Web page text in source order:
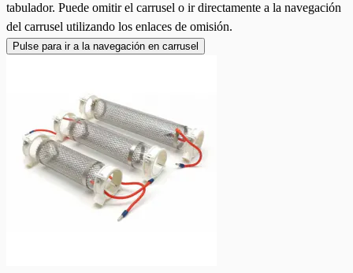
tabulador. Puede omitir el carrusel o ir directamente a la navegación
del carrusel utilizando los enlaces de omisión.
Pulse para ir a la navegación en carrusel